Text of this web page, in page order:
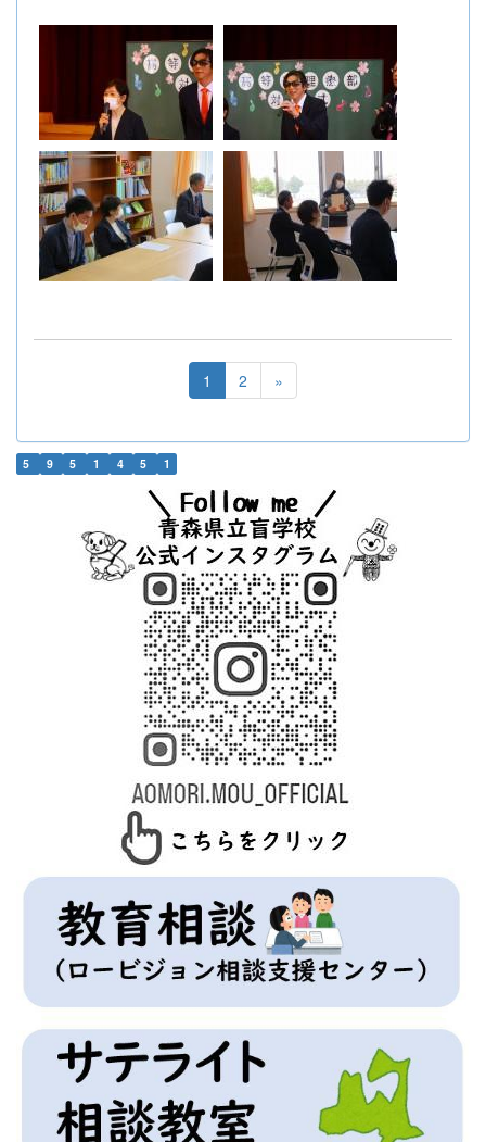
1 2 »
5 9 5 1 4 5 1